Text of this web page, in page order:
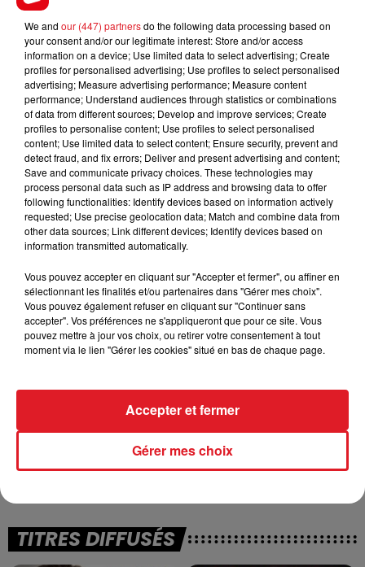
FIL D'ACTUS
15 juillet 2026
BÉTHUNE: ENQUÊTE POUR HOMICIDE
Selon les premiers éléments, le logement servait
à des prostituées
13 juillet 2026
WINGLES: UN JEUNE PERD LA VIE, NOYÉ À
LA BASE DE LOISIRS
TITRES DIFFUSÉS
We and our (447) partnersdo the following data processing based on
your consent and/or our legitimate interest: Store and/or access
information on a device; Use limited data to select advertising; Create
profiles for personalised advertising; Use profiles to select personalised
advertising; Measure advertising performance; Measure content
performance; Understand audiences through statistics or combinations
of data from different sources; Develop and improve services; Create
profiles to personalise content; Use profiles to select personalised
content; Use limited data to select content; Ensure security, prevent and
detect fraud, and fix errors; Deliver and present advertising and content;
Save and communicate privacy choices. These technologies may
process personal data such as IP address and browsing data to offer
following functionalities: Identify devices based on information actively
requested; Use precise geolocation data; Match and combine data from
other data sources; Link different devices; Identify devices based on
information transmitted automatically.
Vous pouvez accepter en cliquant sur "Accepter et fermer", ou affiner en
sélectionnant les finalités et/ou partenaires dans "Gérer mes choix".
Vous pouvez également refuser en cliquant sur "Continuer sans
accepter". Vos préférences ne s'appliqueront que pour ce site. Vous
pouvez mettre à jour vos choix, ou retirer votre consentement à tout
moment via le lien "Gérer les cookies" situé en bas de chaque page.
Gérer mes choix
Accepter et fermer